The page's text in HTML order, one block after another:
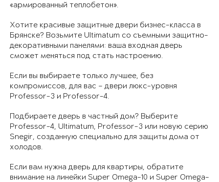
«армированный теплобетон».
Хотите красивые защитные двери бизнес-класса в
Брянске? Возьмите Ultimatum со съемными защитно-
декоративными панелями: ваша входная дверь
сможет меняться под стать настроению.
Если вы выбираете только лучшее, без
компромиссов, для вас – двери люкс-уровня
Professor-3 и Professor-4.
Подбираете дверь в частный дом? Выберите
Professor-4, Ultimatum, Professor-3 или новую серию
Snegir, созданную специально для защиты дома от
холодов.
Если вам нужна дверь для квартиры, обратите
внимание на линейки Super Omega-10 и Super Omega-